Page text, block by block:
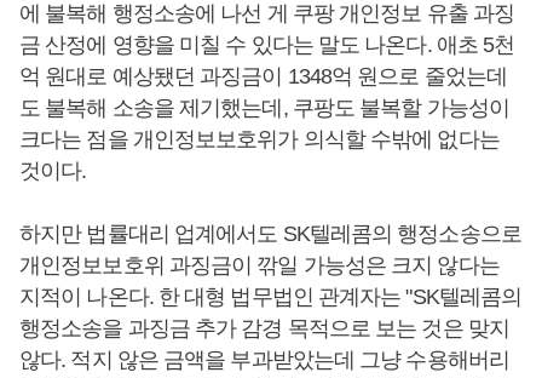
에 불복해 행정소송에 나선 게 쿠팡 개인정보 유출 과징
금 산정에 영향을 미칠 수 있다는 말도 나온다. 애초 5천
억 원대로 예상됐던 과징금이 1348억 원으로 줄었는데
도 불복해 소송을 제기했는데, 쿠팡도 불복할 가능성이
크다는 점을 개인정보보호위가 의식할 수밖에 없다는
것이다.
하지만 법률대리 업계에서도 SK텔레콤의 행정소송으로
개인정보보호위 과징금이 깎일 가능성은 크지 않다는
지적이 나온다. 한 대형 법무법인 관계자는 "SK텔레콤의
행정소송을 과징금 추가 감경 목적으로 보는 것은 맞지
않다. 적지 않은 금액을 부과받았는데 그냥 수용해버리